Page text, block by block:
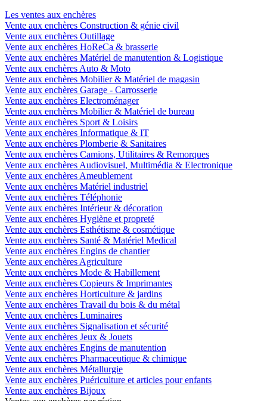
Les ventes aux enchères
Vente aux enchères Construction & génie civil
Vente aux enchères Outillage
Vente aux enchères HoReCa & brasserie
Vente aux enchères Matériel de manutention & Logistique
Vente aux enchères Auto & Moto
Vente aux enchères Mobilier & Matériel de magasin
Vente aux enchères Garage - Carrosserie
Vente aux enchères Electroménager
Vente aux enchères Mobilier & Matériel de bureau
Vente aux enchères Sport & Loisirs
Vente aux enchères Informatique & IT
Vente aux enchères Plomberie & Sanitaires
Vente aux enchères Camions, Utilitaires & Remorques
Vente aux enchères Audiovisuel, Multimédia & Electronique
Vente aux enchères Ameublement
Vente aux enchères Matériel industriel
Vente aux enchères Téléphonie
Vente aux enchères Intérieur & décoration
Vente aux enchères Hygiène et propreté
Vente aux enchères Esthétisme & cosmétique
Vente aux enchères Santé & Matériel Medical
Vente aux enchères Engins de chantier
Vente aux enchères Agriculture
Vente aux enchères Mode & Habillement
Vente aux enchères Copieurs & Imprimantes
Vente aux enchères Horticulture & jardins
Vente aux enchères Travail du bois & du métal
Vente aux enchères Luminaires
Vente aux enchères Signalisation et sécurité
Vente aux enchères Jeux & Jouets
Vente aux enchères Engins de manutention
Vente aux enchères Pharmaceutique & chimique
Vente aux enchères Métallurgie
Vente aux enchères Puériculture et articles pour enfants
Vente aux enchères Bijoux